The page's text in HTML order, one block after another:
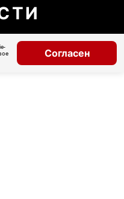
Согласен